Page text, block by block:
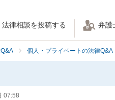
法律相談を投稿する 弁護
個人・プライベートの法律Q&A
07:58